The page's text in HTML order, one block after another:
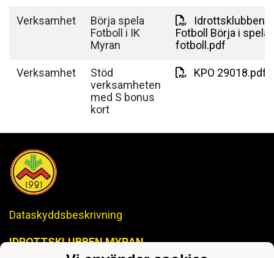
Verksamhet
Börja spela
Fotboll i IK
Myran
Idrottsklubben
Fotboll Börja i spela
fotboll.pdf
Verksamhet
Stöd
verksamheten
med S bonus
kort
KPO 29018.pdf
Dataskyddsbeskrivning
IDROTTSKLUBBEN MYRAN
-Anrik Historia, Lysande Framtid-